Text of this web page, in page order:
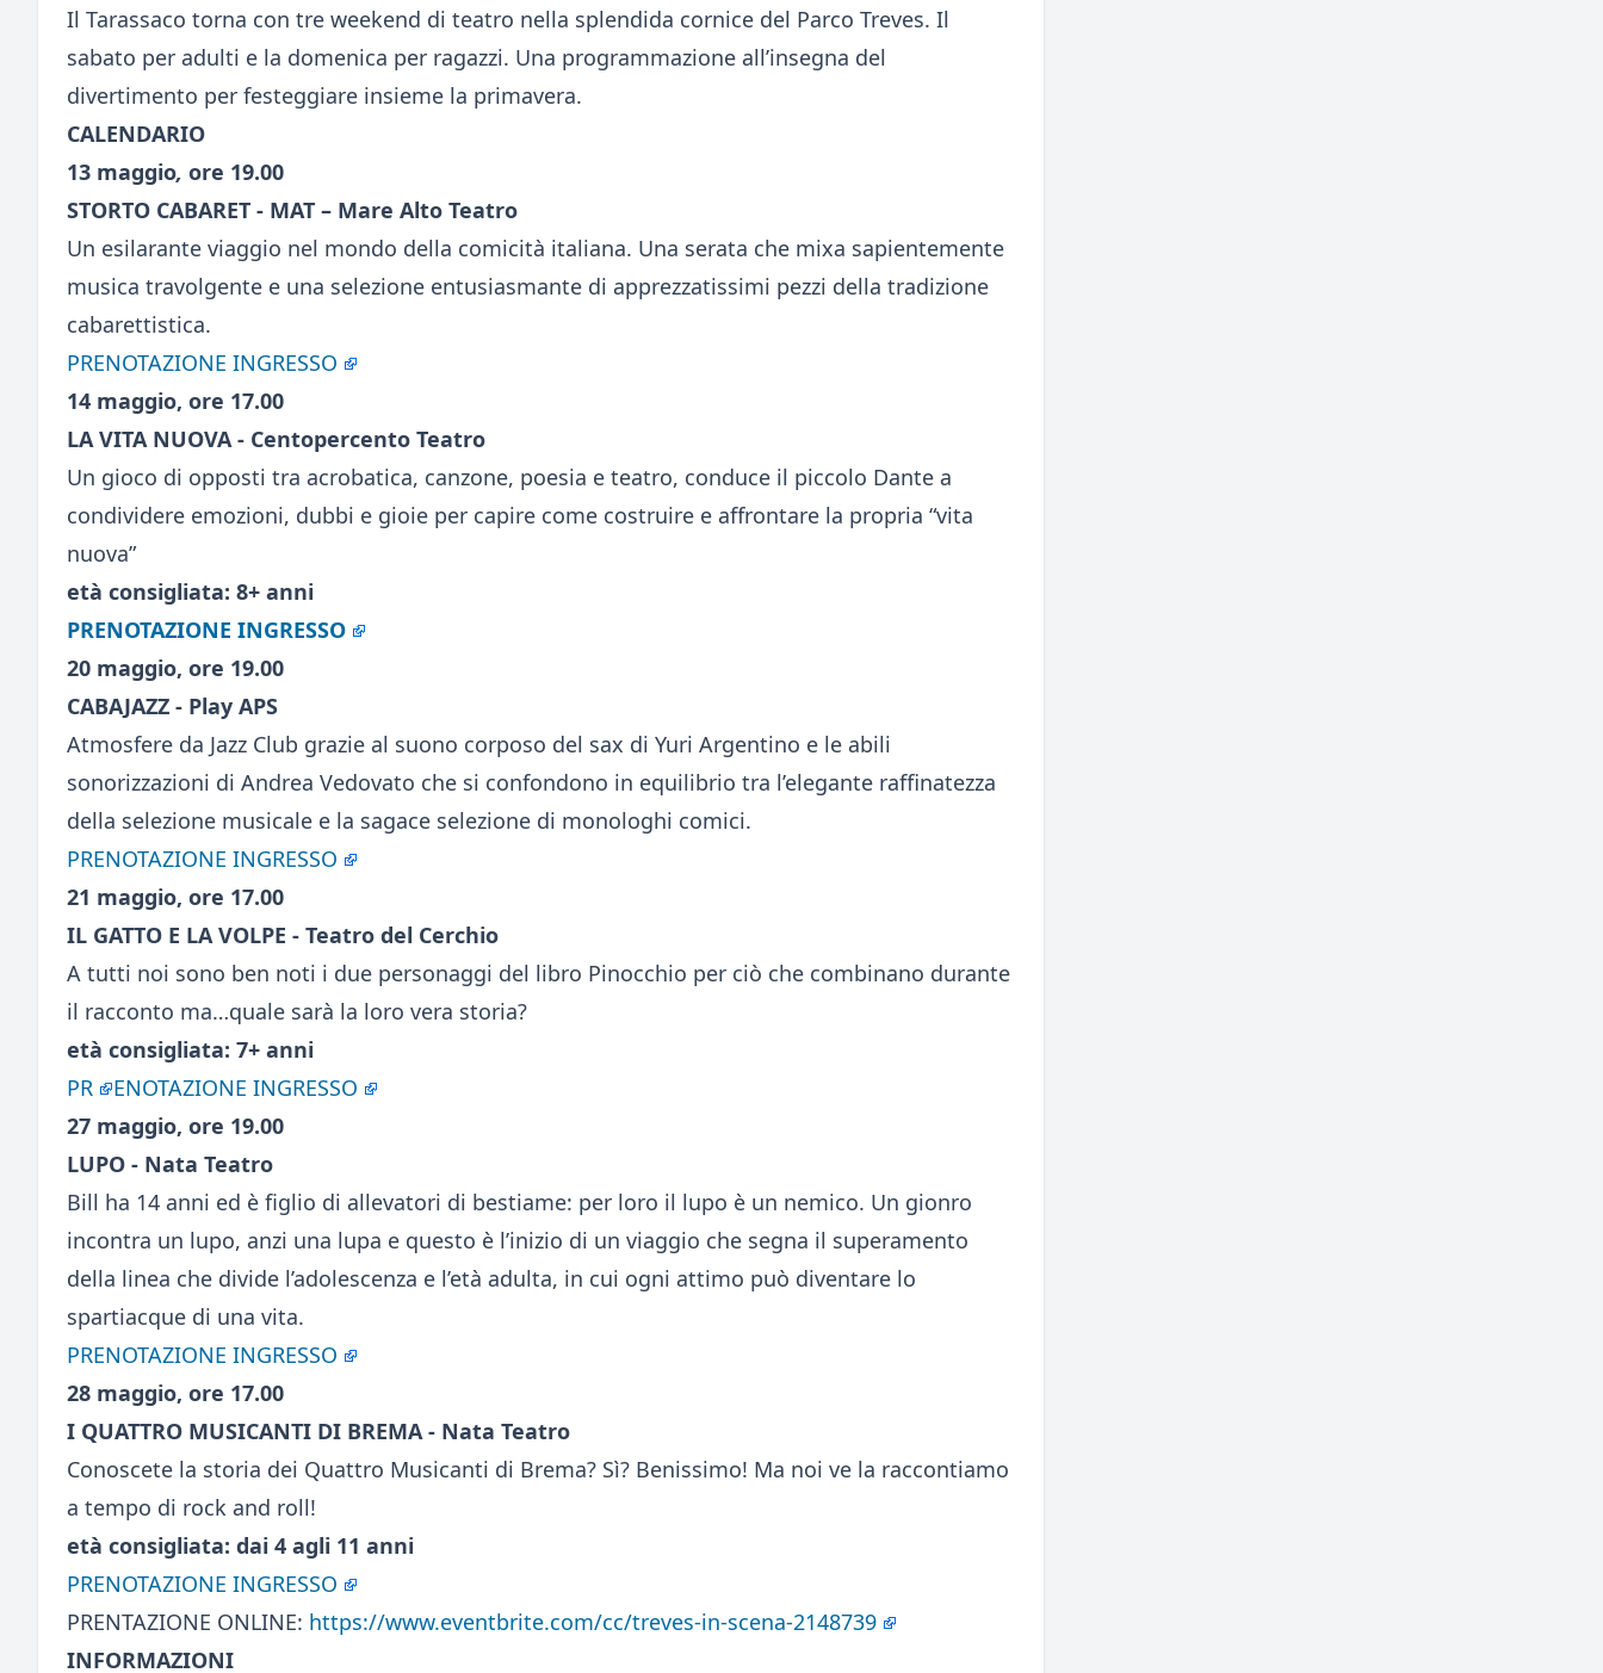
Il Tarassaco torna con tre weekend di teatro nella splendida cornice del Parco Treves. Il
sabato per adulti e la domenica per ragazzi. Una programmazione all’insegna del
divertimento per festeggiare insieme la primavera.
CALENDARIO
13 maggio, ore 19.00
STORTO CABARET - MAT – Mare Alto Teatro
Un esilarante viaggio nel mondo della comicità italiana. Una serata che mixa sapientemente
musica travolgente e una selezione entusiasmante di apprezzatissimi pezzi della tradizione
cabarettistica.
PRENOTAZIONE INGRESSO
14 maggio, ore 17.00
LA VITA NUOVA - Centopercento Teatro
Un gioco di opposti tra acrobatica, canzone, poesia e teatro, conduce il piccolo Dante a
condividere emozioni, dubbi e gioie per capire come costruire e affrontare la propria “vita
nuova”
età consigliata: 8+ anni
PRENOTAZIONE INGRESSO
20 maggio, ore 19.00
CABAJAZZ - Play APS
Atmosfere da Jazz Club grazie al suono corposo del sax di Yuri Argentino e le abili
sonorizzazioni di Andrea Vedovato che si confondono in equilibrio tra l’elegante raffinatezza
della selezione musicale e la sagace selezione di monologhi comici.
PRENOTAZIONE INGRESSO
21 maggio, ore 17.00
IL GATTO E LA VOLPE - Teatro del Cerchio
A tutti noi sono ben noti i due personaggi del libro Pinocchio per ciò che combinano durante
il racconto ma…quale sarà la loro vera storia?
età consigliata: 7+ anni
PR
ENOTAZIONE INGRESSO
27 maggio, ore 19.00
LUPO - Nata Teatro
Bill ha 14 anni ed è figlio di allevatori di bestiame: per loro il lupo è un nemico. Un gionro
incontra un lupo, anzi una lupa e questo è l’inizio di un viaggio che segna il superamento
della linea che divide l’adolescenza e l’età adulta, in cui ogni attimo può diventare lo
spartiacque di una vita.
PRENOTAZIONE INGRESSO
28 maggio, ore 17.00
I QUATTRO MUSICANTI DI BREMA - Nata Teatro
Conoscete la storia dei Quattro Musicanti di Brema? Sì? Benissimo! Ma noi ve la raccontiamo
a tempo di rock and roll!
età consigliata: dai 4 agli 11 anni
PRENOTAZIONE INGRESSO
PRENTAZIONE ONLINE: https://www.eventbrite.com/cc/treves-in-scena-2148739
INFORMAZIONI